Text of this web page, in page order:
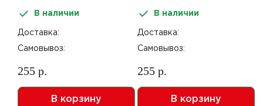
В наличии
Доставка:
Самовывоз:
255 р.
В корзину
В наличии
Доставка:
Самовывоз:
255 р.
В корзину